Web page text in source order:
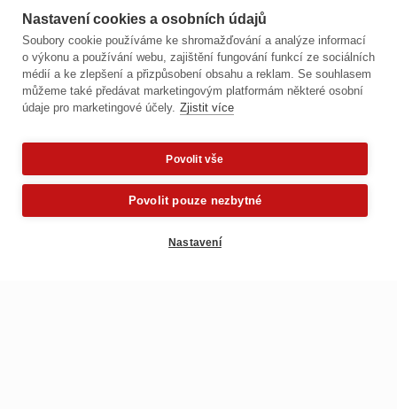
Nastavení cookies a osobních údajů
Soubory cookie používáme ke shromažďování a analýze informací
o výkonu a používání webu, zajištění fungování funkcí ze sociálních
médií a ke zlepšení a přizpůsobení obsahu a reklam. Se souhlasem
můžeme také předávat marketingovým platformám některé osobní
údaje pro marketingové účely. Zjistit více
Povolit vše
Povolit pouze nezbytné
Nastavení